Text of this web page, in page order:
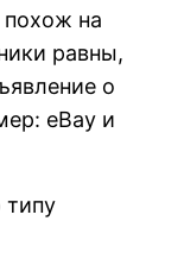
на
равны,
о
eBay и